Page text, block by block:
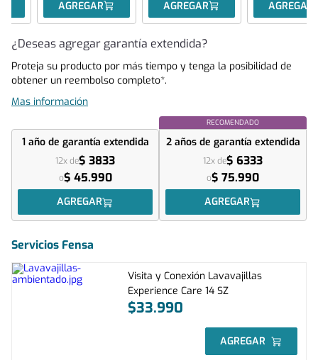
AGREGAR AGREGAR AGREGAR
¿Deseas agregar garantía extendida?
Proteja su producto por más tiempo y tenga la posibilidad de
obtener un reembolso completo*.
Mas información
1 año de garantía extendida
12x de$ 3833
o$ 45.990
AGREGAR
RECOMENDADO
2 años de garantía extendida
12x de$ 6333
o$ 75.990
AGREGAR
Servicios Fensa
Visita y Conexión Lavavajillas
Experience Care 14 SZ
$33.990
AGREGAR